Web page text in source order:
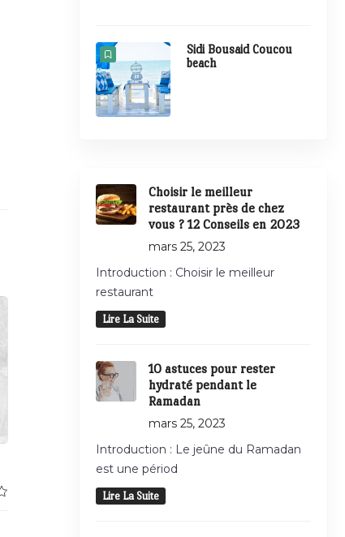
Sidi Bousaid Coucou
beach
Choisir le meilleur
restaurant près de chez
vous ? 12 Conseils en 2023
mars 25, 2023
Introduction : Choisir le meilleur
restaurant
Lire La Suite
10 astuces pour rester
hydraté pendant le
Ramadan
mars 25, 2023
Introduction : Le jeûne du Ramadan
est une périod
Lire La Suite